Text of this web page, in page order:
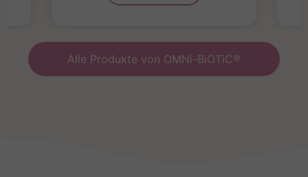
Alle Produkte von OMNi-BiOTiC®